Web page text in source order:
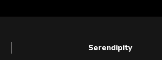
Serendipity